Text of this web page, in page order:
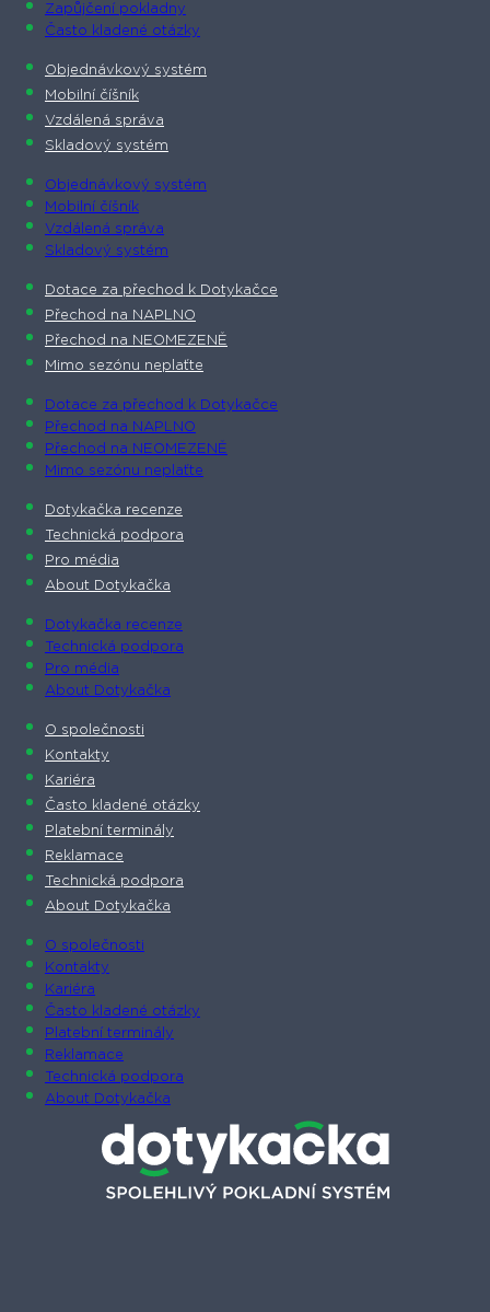
Zapůjčení pokladny
Často kladené otázky
Objednávkový systém
Mobilní číšník
Vzdálená správa
Skladový systém
Objednávkový systém
Mobilní číšník
Vzdálená správa
Skladový systém
Dotace za přechod k Dotykačce
Přechod na NAPLNO
Přechod na NEOMEZENĚ
Mimo sezónu neplaťte
Dotace za přechod k Dotykačce
Přechod na NAPLNO
Přechod na NEOMEZENĚ
Mimo sezónu neplaťte
Dotykačka recenze
Technická podpora
Pro média
About Dotykačka
Dotykačka recenze
Technická podpora
Pro média
About Dotykačka
O společnosti
Kontakty
Kariéra
Často kladené otázky
Platební terminály
Reklamace
Technická podpora
About Dotykačka
O společnosti
Kontakty
Kariéra
Často kladené otázky
Platební terminály
Reklamace
Technická podpora
About Dotykačka